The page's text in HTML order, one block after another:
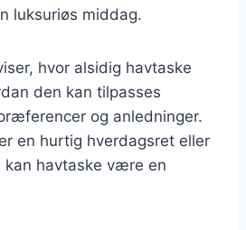
luksuriøs middag.
hvor alsidig havtaske
den kan tilpasses
og anledninger.
en hurtig hverdagsret eller
kan havtaske være en